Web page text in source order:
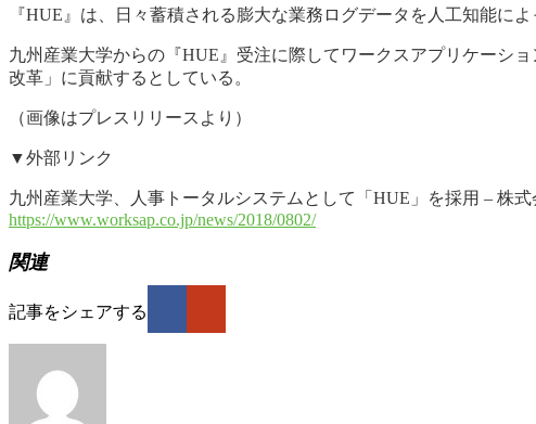
『HUE』は、日々蓄積される膨大な業務ログデータを人工知能に
九州産業大学からの『HUE』受注に際してワークスアプリケーシ
改革」に貢献するとしている。
（画像はプレスリリースより）
▼外部リンク
九州産業大学、人事トータルシステムとして「HUE」を採用 – 株
https://www.worksap.co.jp/news/2018/0802/
関連
記事をシェアする